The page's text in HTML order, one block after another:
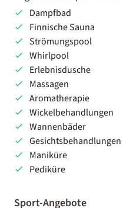
Dampfbad
Finnische Sauna
Strömungspool
Whirlpool
Erlebnisdusche
Massagen
Aromatherapie
Wickelbehandlungen
Wannenbäder
Gesichtsbehandlungen
Maniküre
Pediküre
Sport-Angebote